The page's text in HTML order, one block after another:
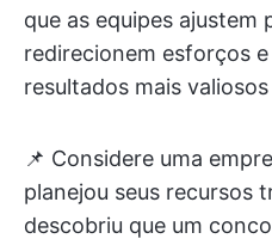
que as equipes ajustem
redirecionem esforços
resultados mais
📌 Considere uma
planejou seus recursos
descobriu que um